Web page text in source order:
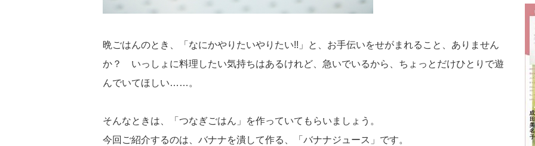
晩ごはんのとき、「なにかやりたいやりたい!!」と、お手伝いをせがまれること、ありません
か？ いっしょに料理したい気持ちはあるけれど、急いでいるから、ちょっとだけひとりで遊
んでいてほしい……。
そんなときは、「つなぎごはん」を作っていてもらいましょう。
今回ご紹介するのは、バナナを潰して作る、「バナナジュース」です。